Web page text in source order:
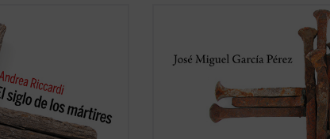
las declaraciones de
pero también
de víctimas
genocidios, guerras
deportaciones,
etnias, clases y grupos
ficha)
Un análisis atento de los relatos de la
pasión de Cristo que aparecen en los
cuatro evangelios canónicos revela
llamativas diferencias, incluso
contradicciones, entre algunos de los
pasajes narrados en ellos. El autor de
este libro ofrece, ...